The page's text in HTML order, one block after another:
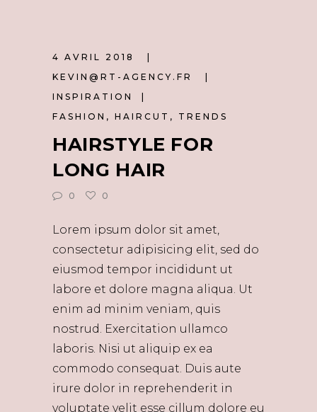
4 AVRIL 2018
KEVIN@RT-AGENCY.FR
INSPIRATION
FASHION , HAIRCUT , TRENDS
HAIRSTYLE FOR
LONG HAIR
0 0
Lorem ipsum dolor sit amet,
consectetur adipisicing elit, sed do
eiusmod tempor incididunt ut
labore et dolore magna aliqua. Ut
enim ad minim veniam, quis
nostrud. Exercitation ullamco
laboris. Nisi ut aliquip ex ea
commodo consequat. Duis aute
irure dolor in reprehenderit in
voluptate velit esse cillum dolore eu